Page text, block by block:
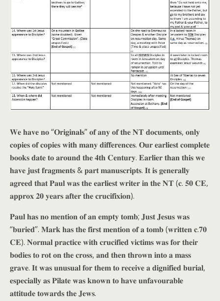
𝐖𝐞 𝐡𝐚𝐯𝐞 𝐧𝐨 “𝐎𝐫𝐢𝐠𝐢𝐧𝐚𝐥𝐬” 𝐨𝐟 𝐚𝐧𝐲 𝐨𝐟 𝐭𝐡𝐞 𝐍𝐓 𝐝𝐨𝐜𝐮𝐦𝐞𝐧𝐭𝐬, 𝐨𝐧𝐥𝐲
𝐜𝐨𝐩𝐢𝐞𝐬 𝐨𝐟 𝐜𝐨𝐩𝐢𝐞𝐬 𝐰𝐢𝐭𝐡 𝐦𝐚𝐧𝐲 𝐝𝐢𝐟𝐟𝐞𝐫𝐞𝐧𝐜𝐞𝐬. 𝐎𝐮𝐫 𝐞𝐚𝐫𝐥𝐢𝐞𝐬𝐭 𝐜𝐨𝐦𝐩𝐥𝐞𝐭𝐞
𝐛𝐨𝐨𝐤𝐬 𝐝𝐚𝐭𝐞 𝐭𝐨 𝐚𝐫𝐨𝐮𝐧𝐝 𝐭𝐡𝐞 𝟒𝐭𝐡 𝐂𝐞𝐧𝐭𝐮𝐫𝐲. 𝐄𝐚𝐫𝐥𝐢𝐞𝐫 𝐭𝐡𝐚𝐧 𝐭𝐡𝐢𝐬 𝐰𝐞
𝐡𝐚𝐯𝐞 𝐣𝐮𝐬𝐭 𝐟𝐫𝐚𝐠𝐦𝐞𝐧𝐭𝐬 & 𝐩𝐚𝐫𝐭 𝐦𝐚𝐧𝐮𝐬𝐜𝐫𝐢𝐩𝐭𝐬. 𝐈𝐭 𝐢𝐬 𝐠𝐞𝐧𝐞𝐫𝐚𝐥𝐥𝐲
𝐚𝐠𝐫𝐞𝐞𝐝 𝐭𝐡𝐚𝐭 𝐏𝐚𝐮𝐥 𝐰𝐚𝐬 𝐭𝐡𝐞 𝐞𝐚𝐫𝐥𝐢𝐞𝐬𝐭 𝐰𝐫𝐢𝐭𝐞𝐫 𝐢𝐧 𝐭𝐡𝐞 𝐍𝐓 (𝐜. 𝟓𝟎 𝐂𝐄,
𝐚𝐩𝐩𝐫𝐨𝐱 𝟐𝟎 𝐲𝐞𝐚𝐫𝐬 𝐚𝐟𝐭𝐞𝐫 𝐭𝐡𝐞 𝐜𝐫𝐮𝐜𝐢𝐟𝐢𝐱𝐢𝐨𝐧).
𝐏𝐚𝐮𝐥 𝐡𝐚𝐬 𝐧𝐨 𝐦𝐞𝐧𝐭𝐢𝐨𝐧 𝐨𝐟 𝐚𝐧 𝐞𝐦𝐩𝐭𝐲 𝐭𝐨𝐦𝐛; 𝐉𝐮𝐬𝐭 𝐉𝐞𝐬𝐮𝐬 𝐰𝐚𝐬
“𝐛𝐮𝐫𝐢𝐞𝐝”. 𝐌𝐚𝐫𝐤 𝐡𝐚𝐬 𝐭𝐡𝐞 𝐟𝐢𝐫𝐬𝐭 𝐦𝐞𝐧𝐭𝐢𝐨𝐧 𝐨𝐟 𝐚 𝐭𝐨𝐦𝐛 (𝐰𝐫𝐢𝐭𝐭𝐞𝐧 𝐜.𝟕𝟎
𝐂𝐄). 𝐍𝐨𝐫𝐦𝐚𝐥 𝐩𝐫𝐚𝐜𝐭𝐢𝐜𝐞 𝐰𝐢𝐭𝐡 𝐜𝐫𝐮𝐜𝐢𝐟𝐢𝐞𝐝 𝐯𝐢𝐜𝐭𝐢𝐦𝐬 𝐰𝐚𝐬 𝐟𝐨𝐫 𝐭𝐡𝐞𝐢𝐫
𝐛𝐨𝐝𝐢𝐞𝐬 𝐭𝐨 𝐫𝐨𝐭 𝐨𝐧 𝐭𝐡𝐞 𝐜𝐫𝐨𝐬𝐬, 𝐚𝐧𝐝 𝐭𝐡𝐞𝐧 𝐭𝐡𝐫𝐨𝐰𝐧 𝐢𝐧𝐭𝐨 𝐚 𝐦𝐚𝐬𝐬
𝐠𝐫𝐚𝐯𝐞. 𝐈𝐭 𝐰𝐚𝐬 𝐮𝐧𝐮𝐬𝐮𝐚𝐥 𝐟𝐨𝐫 𝐭𝐡𝐞𝐦 𝐭𝐨 𝐫𝐞𝐜𝐞𝐢𝐯𝐞 𝐚 𝐝𝐢𝐠𝐧𝐢𝐟𝐢𝐞𝐝 𝐛𝐮𝐫𝐢𝐚𝐥,
𝐞𝐬𝐩𝐞𝐜𝐢𝐚𝐥𝐥𝐲 𝐚𝐬 𝐏𝐢𝐥𝐚𝐭𝐞 𝐰𝐚𝐬 𝐤𝐧𝐨𝐰𝐧 𝐭𝐨 𝐡𝐚𝐯𝐞 𝐮𝐧𝐟𝐚𝐯𝐨𝐮𝐫𝐚𝐛𝐥𝐞
𝐚𝐭𝐭𝐢𝐭𝐮𝐝𝐞 𝐭𝐨𝐰𝐚𝐫𝐝𝐬 𝐭𝐡𝐞 𝐉𝐞𝐰𝐬.